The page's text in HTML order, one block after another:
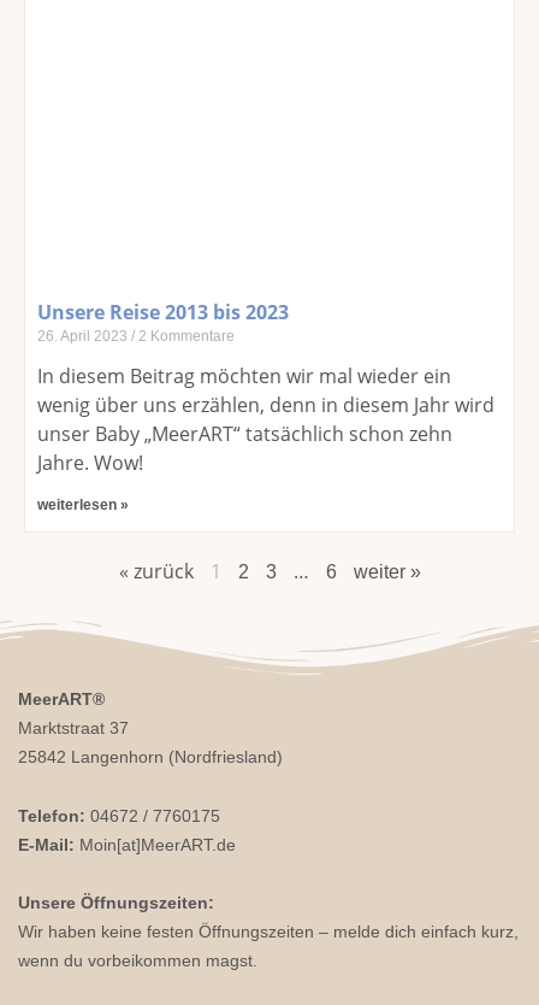
Unsere Reise 2013 bis 2023
26. April 2023 2 Kommentare
In diesem Beitrag möchten wir mal wieder ein
wenig über uns erzählen, denn in diesem Jahr wird
unser Baby „MeerART“ tatsächlich schon zehn
Jahre. Wow!
weiterlesen »
« zurück 1 2 3 … 6 weiter »
MeerART®
Marktstraat 37
25842 Langenhorn (Nordfriesland)
Telefon: 04672 / 7760175
E-Mail: Moin[at]MeerART.de
Unsere Öffnungszeiten:
Wir haben keine festen Öffnungszeiten – melde dich einfach kurz,
wenn du vorbeikommen magst.